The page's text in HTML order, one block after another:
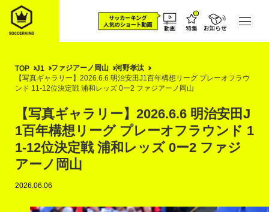
TOP J1 ファジアーノ岡山
河野孝汰
【写真ギャラリー】2026.6.6 明治安田J1百年構想リーグ プレーオフラウ
ンド 11-12位決定戦 浦和レッズ 0ー2 ファジアーノ岡山
【写真ギャラリー】2026.6.6 明治安田J
1百年構想リーグ プレーオフラウンド 1
1-12位決定戦 浦和レッズ 0ー2 ファジ
アーノ岡山
2026.06.06